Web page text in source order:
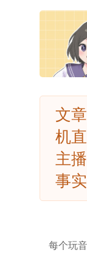
文
机
主
事
每个玩